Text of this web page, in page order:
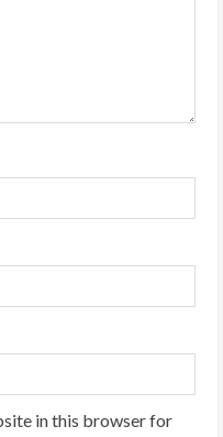
in this browser for